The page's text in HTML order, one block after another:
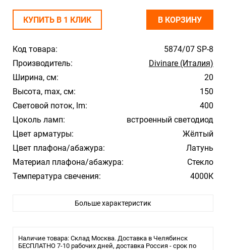
Код товара:
5874/07 SP-8
Производитель:
Divinare (Италия)
Ширина, см:
20
Высота, max, см:
150
Световой поток, lm:
400
Цоколь ламп:
встроенный светодиод
Цвет арматуры:
Жёлтый
Цвет плафона/абажура:
Латунь
Материал плафона/абажура:
Стекло
Температура свечения:
4000К
Ширина светильника, см:
Диаметр светильника, см: 20
Больше характеристик
Наличие товара: Склад Москва. Доставка в Челябинск
БЕСПЛАТНО 7-10 рабочих дней, доставка Россия - срок по
КУПИТЬ В 1 КЛИК В КОРЗИНУ